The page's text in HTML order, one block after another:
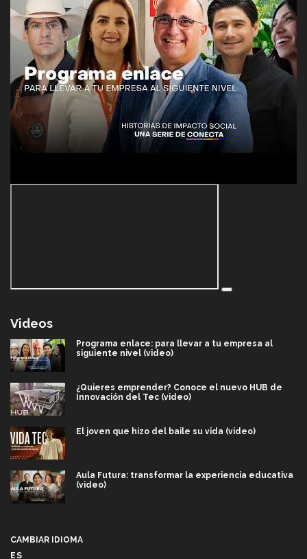
Videos
Programa enlace: para llevar a tu empresa al
siguiente nivel (video)
¿Quieres emprender? Conoce el nuevo HUB de
Innovación del Tec (video)
El joven que hizo del baile su vida (video)
Aula Futura: transformar la experiencia educativa
(video)
CAMBIAR IDIOMA
ES